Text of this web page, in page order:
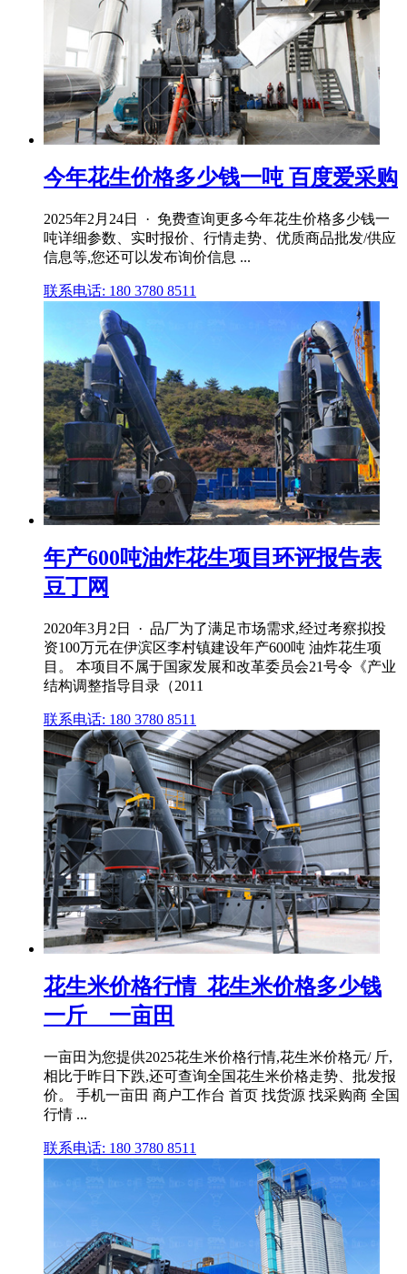
今年花生价格多少钱一吨 百度爱采购
2025年2月24日 · 免费查询更多今年花生价格多少钱一
吨详细参数、实时报价、行情走势、优质商品批发/供应
信息等,您还可以发布询价信息 ...
联系电话: 180 3780 8511
年产600吨油炸花生项目环评报告表
豆丁网
2020年3月2日 · 品厂为了满足市场需求,经过考察拟投
资100万元在伊滨区李村镇建设年产600吨 油炸花生项
目。 本项目不属于国家发展和改革委员会21号令《产业
结构调整指导目录（2011
联系电话: 180 3780 8511
花生米价格行情_花生米价格多少钱
一斤 _ 一亩田
一亩田为您提供2025花生米价格行情,花生米价格元/ 斤,
相比于昨日下跌,还可查询全国花生米价格走势、批发报
价。 手机一亩田 商户工作台 首页 找货源 找采购商 全国
行情 ...
联系电话: 180 3780 8511